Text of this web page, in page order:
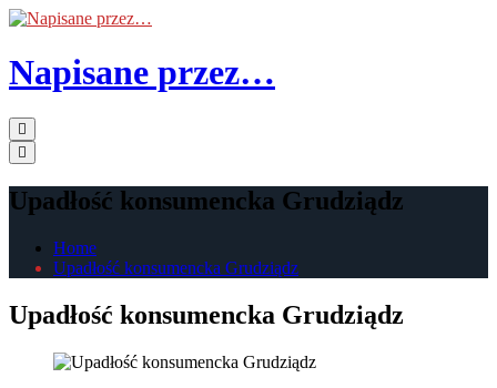
Skip
the
content
Napisane przez…
Primary
Menu
Upadłość konsumencka Grudziądz
Home
Upadłość konsumencka Grudziądz
Upadłość konsumencka Grudziądz